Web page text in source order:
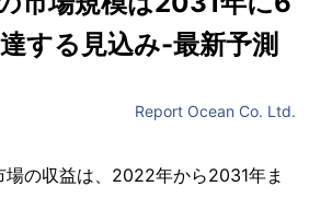
する見込み-最新予測
Report Ocean Co. Ltd.
の収益は、2022年から2031年ま